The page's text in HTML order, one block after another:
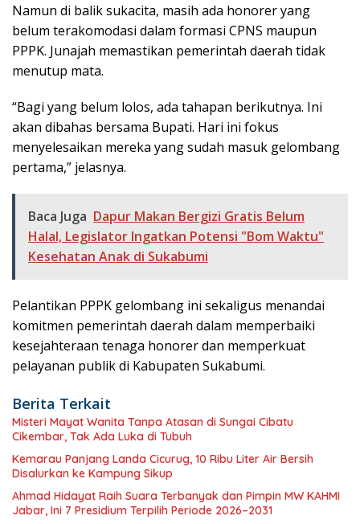
Namun di balik sukacita, masih ada honorer yang
belum terakomodasi dalam formasi CPNS maupun
PPPK. Junajah memastikan pemerintah daerah tidak
menutup mata.
“Bagi yang belum lolos, ada tahapan berikutnya. Ini
akan dibahas bersama Bupati. Hari ini fokus
menyelesaikan mereka yang sudah masuk gelombang
pertama,” jelasnya.
Baca Juga Dapur Makan Bergizi Gratis Belum
Halal, Legislator Ingatkan Potensi "Bom Waktu"
Kesehatan Anak di Sukabumi
Pelantikan PPPK gelombang ini sekaligus menandai
komitmen pemerintah daerah dalam memperbaiki
kesejahteraan tenaga honorer dan memperkuat
pelayanan publik di Kabupaten Sukabumi.
Berita Terkait
Misteri Mayat Wanita Tanpa Atasan di Sungai Cibatu
Cikembar, Tak Ada Luka di Tubuh
Kemarau Panjang Landa Cicurug, 10 Ribu Liter Air Bersih
Disalurkan ke Kampung Sikup
Ahmad Hidayat Raih Suara Terbanyak dan Pimpin MW KAHMI
Jabar, Ini 7 Presidium Terpilih Periode 2026–2031